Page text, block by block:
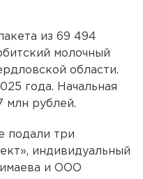
из 69 494
молочный
области.
года. Начальная
млн рублей.
подали три
индивидуальный
и ООО